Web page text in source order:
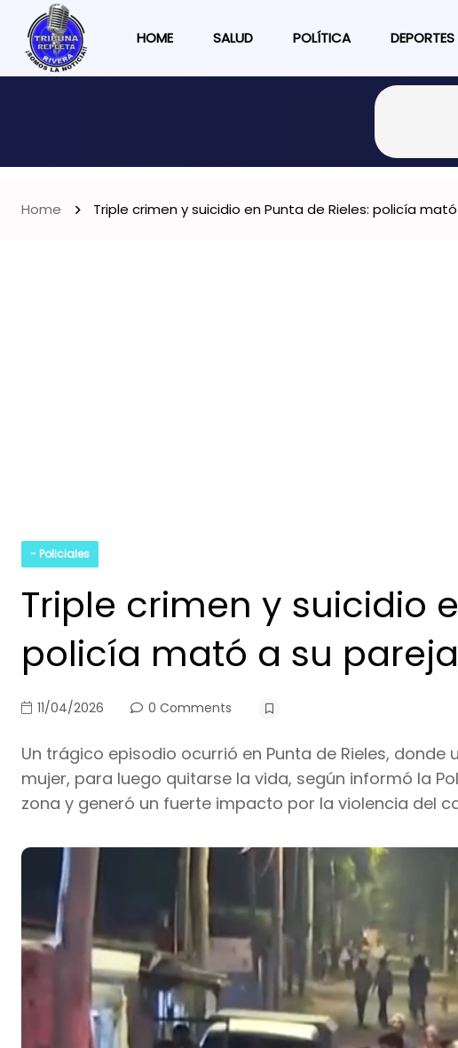
HOME SALUD POLÍTICA DEPORTES
Home Triple crimen y suicidio en Punta de Rieles: policía
- Policiales
Triple crimen y suicidio
policía mató a su
11/04/2026 0 Comments
Un trágico episodio ocurrió en Punta de Rieles,
mujer, para luego quitarse la vida, según informó la
zona y generó un fuerte impacto por la violencia del